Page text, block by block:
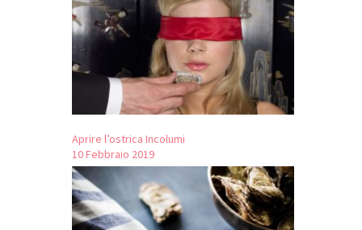
Aprire l’ostrica Incolumi
10 Febbraio 2019